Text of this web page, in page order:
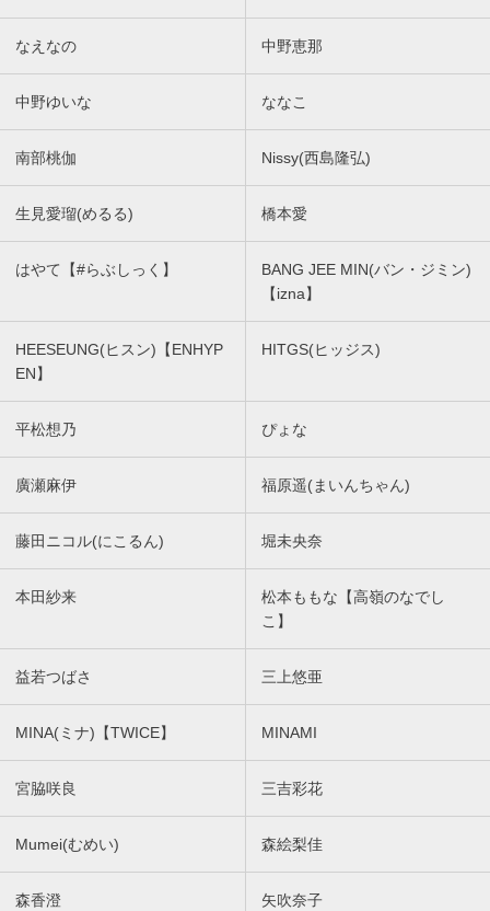
なえなの 中野恵那
中野ゆいな ななこ
南部桃伽 Nissy(西島隆弘)
生見愛瑠(めるる) 橋本愛
はやて【#らぶしっく】
BANG JEE MIN(バン・ジミン)
【izna】
HEESEUNG(ヒスン)【ENHYP
EN】
HITGS(ヒッジス)
平松想乃 ぴょな
廣瀬麻伊 福原遥(まいんちゃん)
藤田ニコル(にこるん) 堀未央奈
本田紗来
松本ももな【高嶺のなでし
こ】
益若つばさ 三上悠亜
MINA(ミナ)【TWICE】 MINAMI
宮脇咲良 三吉彩花
Mumei(むめい) 森絵梨佳
森香澄 矢吹奈子